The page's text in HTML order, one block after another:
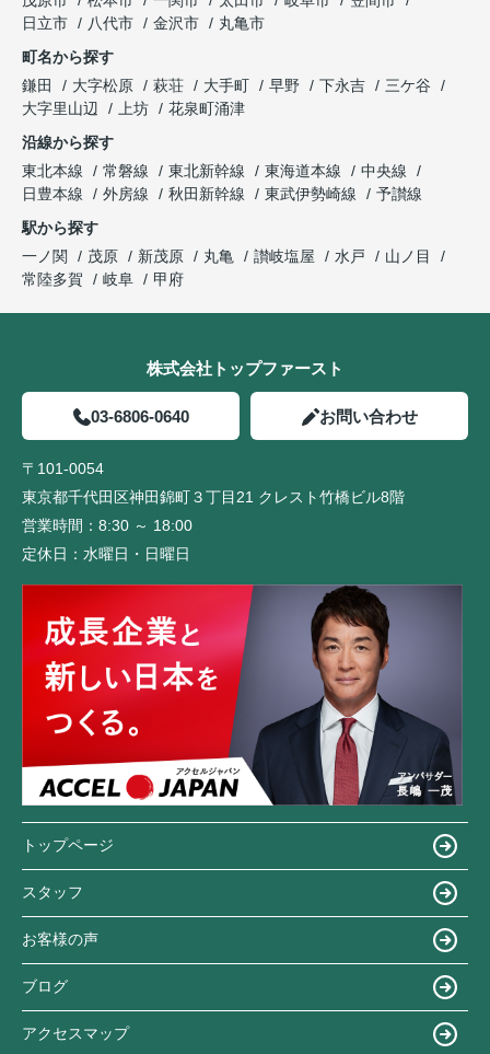
日立市
八代市 金沢市
丸亀市
町名から探す
鎌田
大字松原 萩荘 大手町 早野 下永吉
三ケ谷
大字里山辺
上坊
花泉町涌津
沿線から探す
東北本線
常磐線 東北新幹線 東海道本線
中央線
日豊本線
外房線 秋田新幹線 東武伊勢崎線
予讃線
駅から探す
一ノ関
茂原 新茂原 丸亀 讃岐塩屋 水戸
山ノ目
常陸多賀
岐阜 甲府
株式会社トップファースト
03-6806-0640 お問い合わせ
〒101-0054
東京都千代田区神田錦町３丁目21 クレスト竹橋ビル8階
営業時間： 8:30 ～ 18:00
定休日： 水曜日・日曜日
トップページ
スタッフ
お客様の声
ブログ
アクセスマップ